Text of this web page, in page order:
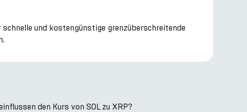
und kostengünstige grenzüberschreitende
den Kurs von SOL zu XRP?